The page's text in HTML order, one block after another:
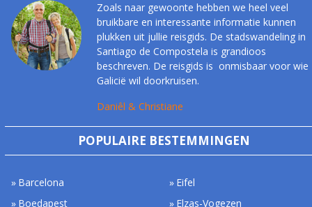
Zoals naar gewoonte hebben we heel veel
bruikbare en interessante informatie kunnen
plukken uit jullie reisgids. De stadswandeling in
Santiago de Compostela is grandioos
beschreven. De reisgids is onmisbaar voor wie
Galicië wil doorkruisen.
Daniêl & Christiane
POPULAIRE BESTEMMINGEN
Barcelona
Boedapest
Eifel
Elzas-Vogezen